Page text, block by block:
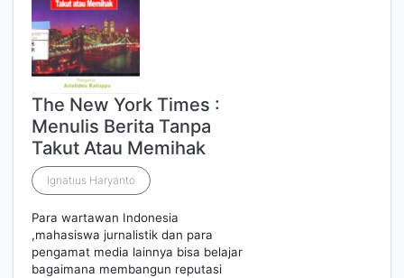
The New York Times :
Menulis Berita Tanpa
Takut Atau Memihak
Ignatius Haryanto
Para wartawan Indonesia
,mahasiswa jurnalistik dan para
pengamat media lainnya bisa belajar
bagaimana membangun reputasi